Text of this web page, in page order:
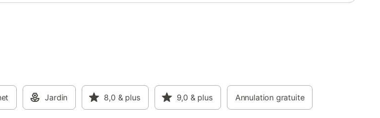
Jardin 8,0 & plus 9,0 & plus Annulation gratuite